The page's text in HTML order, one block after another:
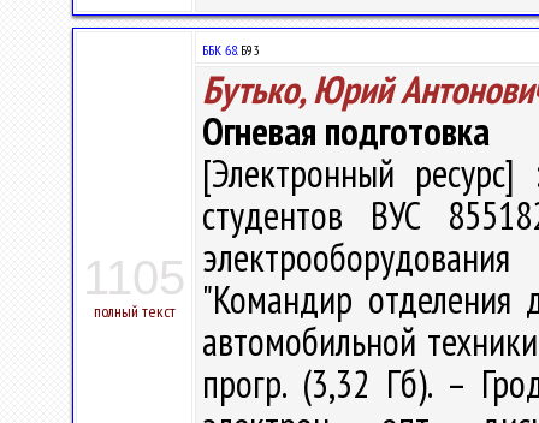
1105
полный текст
ББК 68.Б93
Бутько, Юрий
Огневая подготовка
[Электронный ресурс]
студентов ВУС
"Командир отделения
автомобильной
прогр. (3,32 Гб). –